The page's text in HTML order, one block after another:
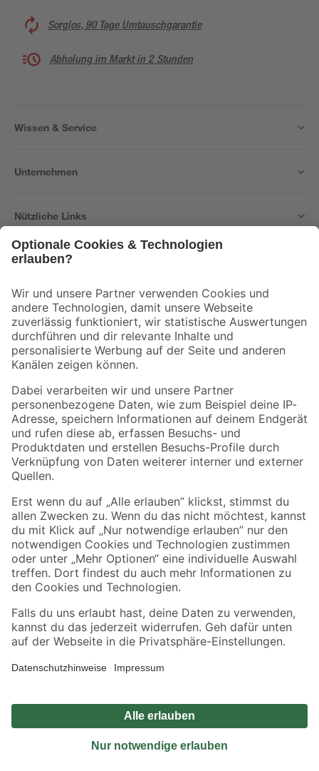
Sorglos, 90 Tage Umtauschgarantie
Abholung im Markt in 2 Stunden
Wissen & Service
Unternehmen
Nützliche Links
Der toom Newsletter: Keine Angebote und Aktionen mehr verpassen!
Zur Newsletter Anmeldung
Folge uns
Zahlungsarten Versandarten
Sicher einkaufen
Jetzt die toom-App herunterladen
Alle Preisangaben in EUR inkl. gesetzl. MwSt.. Die dargestellten Angebote sind unter
Umständen nicht in allen Märkten verfügbar. Die angegebenen Verfügbarkeiten beziehen
Produkte nur solange der Vorrat reicht.
*Paketversand ab 59 € versandkostenfrei, gilt nicht für Artikel mit Speditionsversand, hier
Privatsphäre Impressum
Nutzungsbedingungen
Widerrufsrecht
Vertrag widerrufen